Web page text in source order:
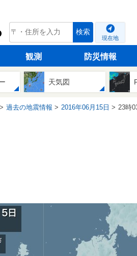
tenki.jp 検索
現在地
観測 防災情報
天気図
過去の地震情報 2016年06月15日 23時